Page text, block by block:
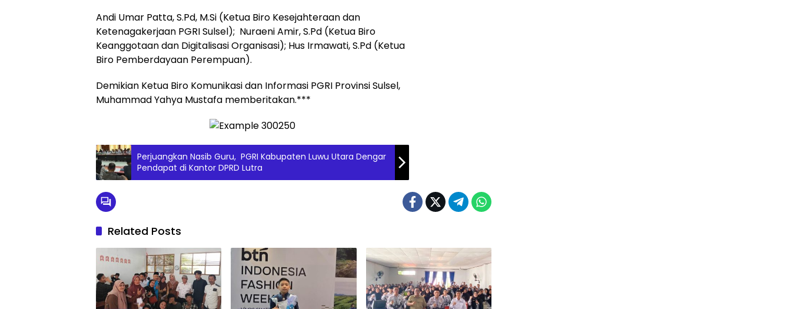
Andi Umar Patta, S.Pd, M.Si (Ketua Biro Kesejahteraan dan
Ketenagakerjaan PGRI Sulsel); Nuraeni Amir, S.Pd (Ketua Biro
Keanggotaan dan Digitalisasi Organisasi); Hus Irmawati, S.Pd (Ketua
Biro Pemberdayaan Perempuan).
Demikian Ketua Biro Komunikasi dan Informasi PGRI Provinsi Sulsel,
Muhammad Yahya Mustafa memberitakan.***
Perjuangkan Nasib Guru, PGRI Kabupaten Luwu Utara Dengar
Pendapat di Kantor DPRD Lutra
Related Posts